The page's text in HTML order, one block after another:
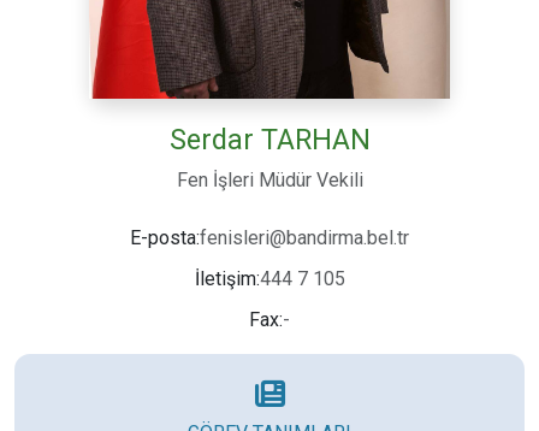
Serdar TARHAN
Fen İşleri Müdür Vekili
E-posta:fenisleri@bandirma.bel.tr
İletişim:444 7 105
Fax:-